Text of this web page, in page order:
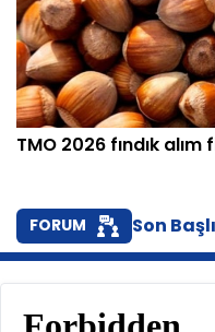
TMO 2026 fındık alım
FORUM Son